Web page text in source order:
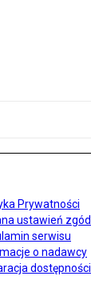
Prywatności
ustawień zgód
serwisu
o nadawcy
dostępności